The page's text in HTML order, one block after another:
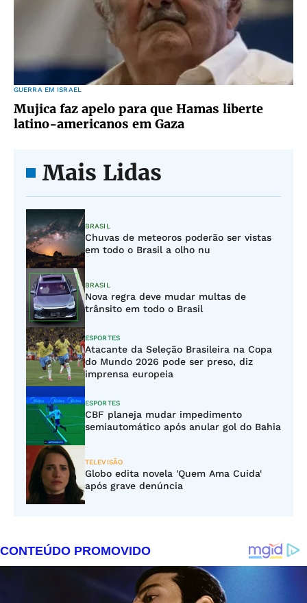
GUERRA EM ISRAEL
Mujica faz apelo para que Hamas liberte
latino-americanos em Gaza
Mais Lidas
BRASIL
Chuvas de meteoros poderão ser vistas
em todo o Brasil a olho nu
BRASIL
Nova regra deve mudar multas de
trânsito em todo o Brasil
ESPORTES
Atacante da Seleção Brasileira na Copa
do Mundo 2026 pode ser preso, diz
imprensa europeia
ESPORTES
CBF planeja mudar impedimento
semiautomático após anular gol do Bahia
TELEVISÃO
Globo edita novela 'Quem Ama Cuida'
após grave denúncia